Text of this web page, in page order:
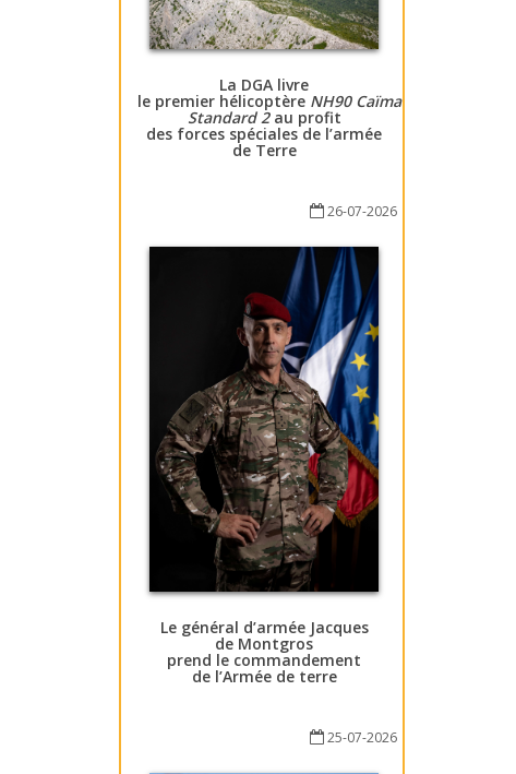
La DGA livre
le premier hélicoptère NH90 Caïman
Standard 2au profit
des forces spéciales de l’armée
de Terre
26-07-2026
Le général d’armée Jacques
de Montgros
prend le commandement
de l’Armée de terre
25-07-2026